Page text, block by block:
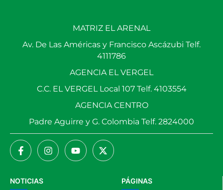
PÁGINAS
NOTICIAS
MATRIZ EL ARENAL
Av. De Las Américas y Francisco Ascázubi Telf.
4111786
AGENCIA EL VERGEL
C.C. EL VERGEL Local 107 Telf. 4103554
AGENCIA CENTRO
Padre Aguirre y G. Colombia Telf. 2824000